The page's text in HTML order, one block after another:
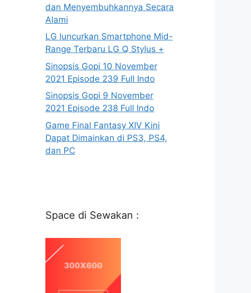
dan Menyembuhkannya Secara
Alami
LG luncurkan Smartphone Mid-
Range Terbaru LG Q Stylus +
Sinopsis Gopi 10 November
2021 Episode 239 Full Indo
Sinopsis Gopi 9 November
2021 Episode 238 Full Indo
Game Final Fantasy XIV Kini
Dapat Dimainkan di PS3, PS4,
dan PC
Space di Sewakan :